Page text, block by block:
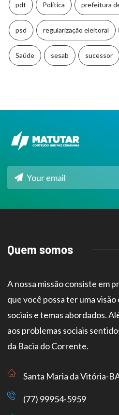
pdt Política prefeitura
psd regularização eleitoral
Saúde sesab sucessor
Quem somos
A nossa missão consiste em
que você possa ter uma
sociais e temas abordados.
aos problemas sociais
da Bacia do Corrente.
Santa Maria da Vitória-
(77) 99954-5959